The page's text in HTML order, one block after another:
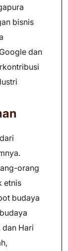
bisnis
dan
orang
etnis
budaya
dan Hari